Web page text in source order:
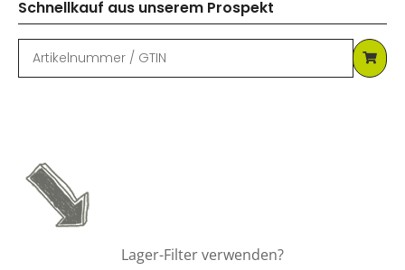
Schnellkauf aus unserem Prospekt
Lager-Filter verwenden?